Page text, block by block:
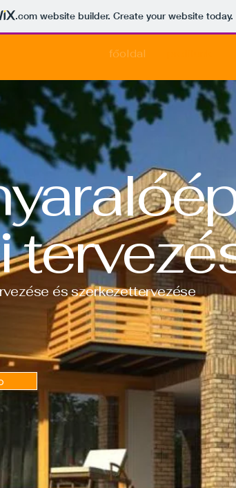
.comwebsite builder. Create your website today.
főoldal
és szerkezettervezése